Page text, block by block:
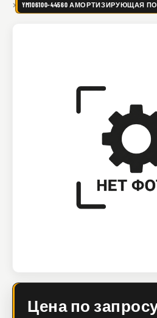
YM106100-44560 АМОРТИЗИРУЮЩАЯ
Цена по